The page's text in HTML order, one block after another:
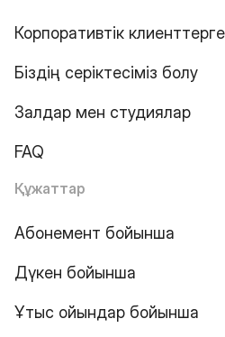
Корпоративтік клиенттерге
Біздің серіктесіміз болу
Залдар мен студиялар
FAQ
Құжаттар
Абонемент бойынша
Дүкен бойынша
Ұтыс ойындар бойынша